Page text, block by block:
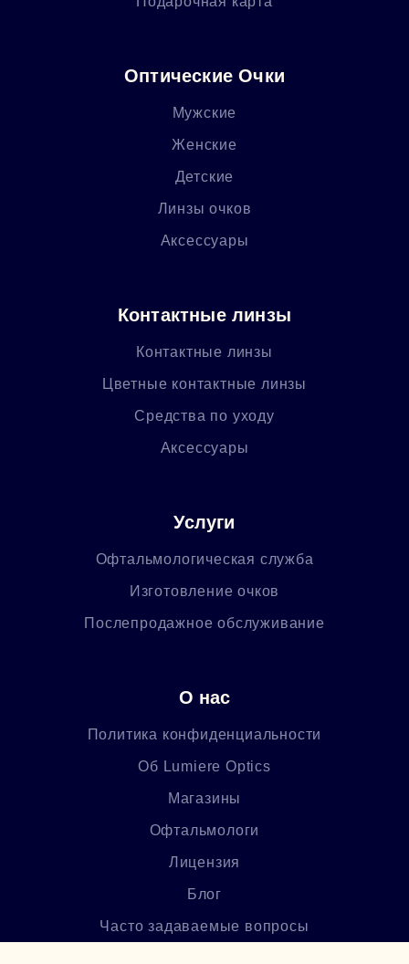
Оптические Очки
Мужские
Женские
Детские
Линзы очков
Аксессуары
Контактные линзы
Контактные линзы
Цветные контактные линзы
Средства по уходу
Аксессуары
Услуги
Офтальмологическая служба
Изготовление очков
Послепродажное обслуживание
О нас
Политика конфиденциальности
Об Lumiere Optics
Магазины
Офтальмологи
Лицензия
Блог
Часто задаваемые вопросы